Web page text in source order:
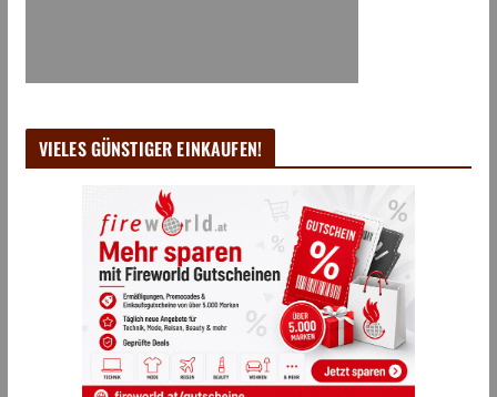
VIELES GÜNSTIGER EINKAUFEN!